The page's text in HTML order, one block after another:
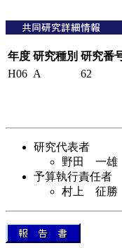
年度 研究種別 研究番
H06 A 62
研究代表者
野田 一雄
予算執行責任者
村上 征勝